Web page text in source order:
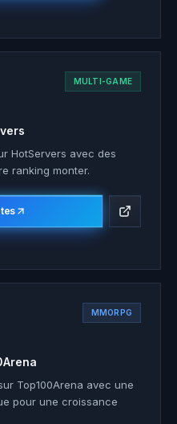
MULTI-GAME
HotServers avec des
ranking monter.
MMORPG
Top100Arena avec une
pour une croissance